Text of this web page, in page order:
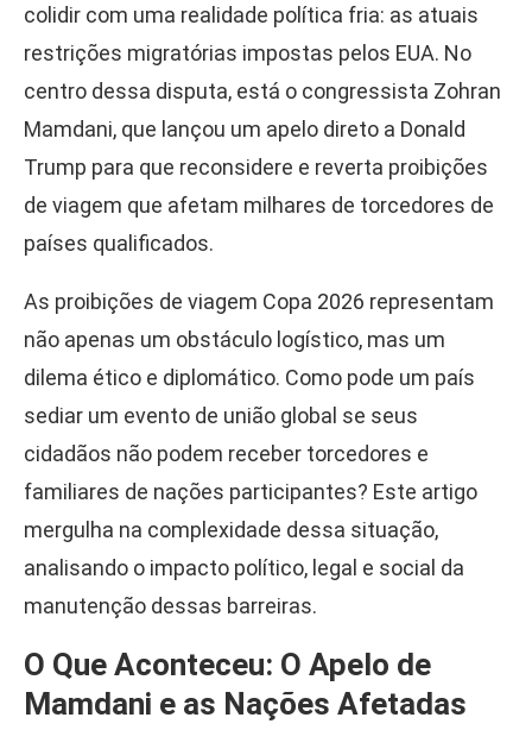
colidir com uma realidade política fria: as atuais
restrições migratórias impostas pelos EUA. No
centro dessa disputa, está o congressista Zohran
Mamdani, que lançou um apelo direto a Donald
Trump para que reconsidere e reverta proibições
de viagem que afetam milhares de torcedores de
países qualificados.
As proibições de viagem Copa 2026 representam
não apenas um obstáculo logístico, mas um
dilema ético e diplomático. Como pode um país
sediar um evento de união global se seus
cidadãos não podem receber torcedores e
familiares de nações participantes? Este artigo
mergulha na complexidade dessa situação,
analisando o impacto político, legal e social da
manutenção dessas barreiras.
O Que Aconteceu: O Apelo de
Mamdani e as Nações Afetadas